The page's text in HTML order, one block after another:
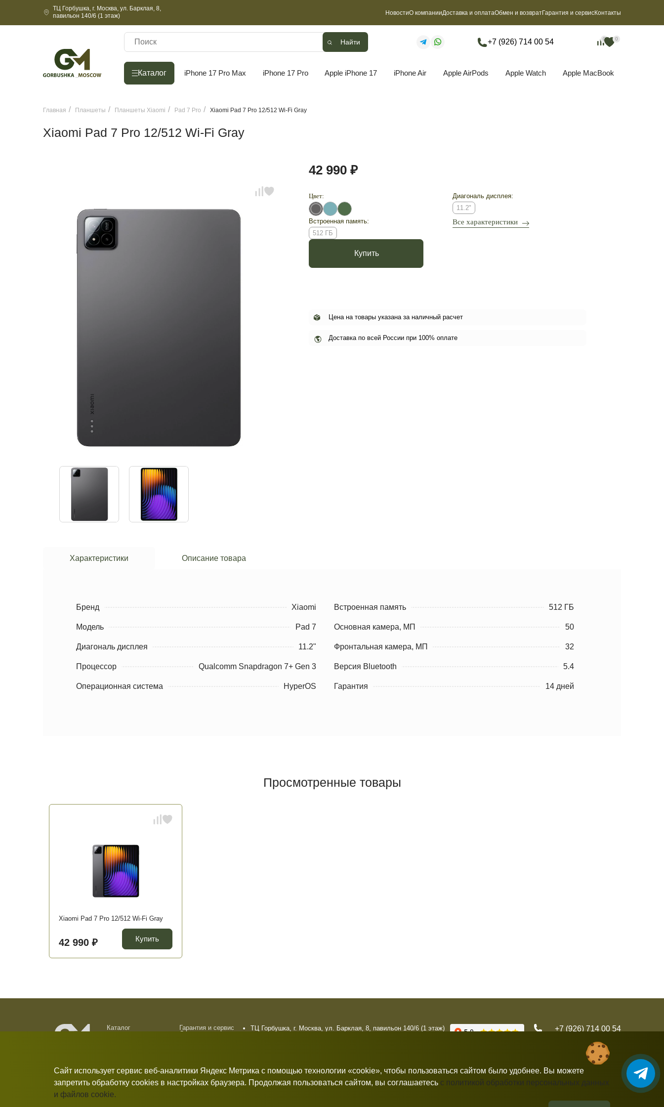
ТЦ Горбушка, г. Москва, ул. Барклая, 8,
павильон 140/6 (1 этаж)
НовостиО компанииДоставка и оплатаОбмен и возвратГарантия и сервисКонтакты
Найти +7 (926) 714 00 54 0 0
Каталог iPhone 17 Pro Max iPhone 17 Pro Apple iPhone 17 iPhone Air Apple AirPods Apple Watch Apple MacBook
0 0
Главная Планшеты Планшеты Xiaomi Pad 7 Pro Xiaomi Pad 7 Pro 12/512 Wi-Fi Gray
Xiaomi Pad 7 Pro 12/512 Wi-Fi Gray
42 990 ₽
Цвет:
Диагональ дисплея:
11.2"
Встроенная память:
512 ГБ
Все характеристики
Купить
Цена на товары указана за наличный расчет
Доставка по всей России при 100% оплате
Характеристики Описание товара
Бренд Xiaomi
Модель Pad 7
Диагональ дисплея 11.2"
Процессор Qualcomm Snapdragon 7+ Gen 3
Операционная система HyperOS
Встроенная память 512 ГБ
Основная камера, МП 50
Фронтальная камера, МП 32
Версия Bluetooth 5.4
Гарантия 14 дней
Просмотренные товары
Xiaomi Pad 7 Pro 12/512 Wi-Fi Gray
42 990 ₽ Купить
Каталог
Гарантия и сервис
Доставка и оплата
ТЦ Горбушка, г. Москва, ул. Барклая, 8, павильон 140/6 (1 этаж)
+7 (926) 714 00 54
Сайт использует сервис веб-аналитики Яндекс Метрика с помощью технологии «cookie», чтобы пользоваться сайтом было удобнее. Вы можете
запретить обработку cookies в настройках браузера. Продолжая пользоваться сайтом, вы соглашаетесь с политикой обработки персональных данных
и файлов cookie.